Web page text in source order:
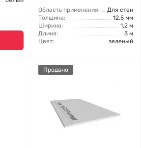
Область применения:
Для стен
Толщина:
12,5 мм
Ширина:
1,2 м
Длина:
3 м
Цвет:
зеленый
Продано